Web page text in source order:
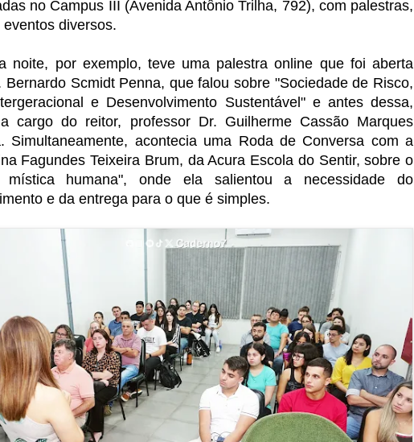
no Campus III (Avenida Antônio Trilha, 792), com palestras,
diversos.
noite, por exemplo, teve uma palestra online que foi aberta
Bernardo Scmidt Penna, que falou sobre "Sociedade de Risco,
e Desenvolvimento Sustentável" e antes dessa,
cargo do reitor, professor Dr. Guilherme Cassão Marques
Simultaneamente, acontecia uma Roda de Conversa com a
Fagundes Teixeira Brum, da Acura Escola do Sentir, sobre o
humana", onde ela salientou a necessidade do
e da entrega para o que é simples.